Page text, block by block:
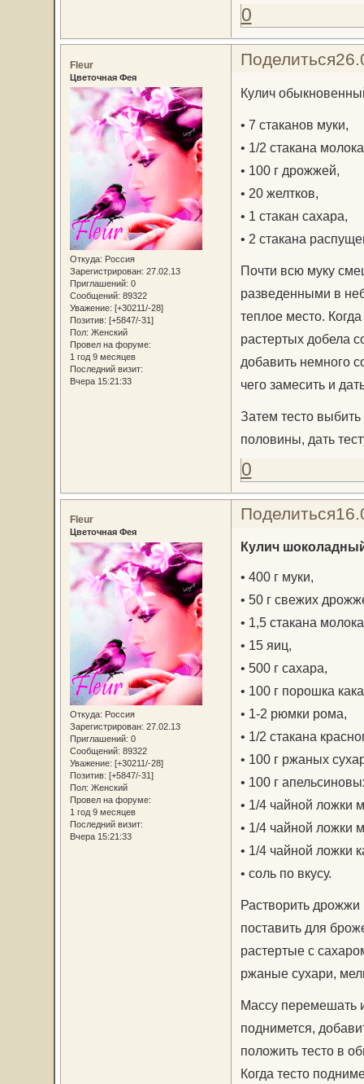
0
Поделиться
Fleur
Цветочная Фея
Откуда: Россия
Зарегистрирован: 27.02.13
Приглашений: 0
Сообщений: 89322
Уважение: [+30211/-28]
Позитив: [+5847/-31]
Пол: Женский
Провел на форуме:
1 год 9 месяцев
Последний визит:
Вчера 15:21:33
Кулич
• 7 стаканов муки,
• 1/2 стакана
• 100 г дрожжей,
• 20 желтков,
• 1 стакан сахара,
• 2 стакана
Почти всю муку
разведенными в
теплое место.
растертых добела
добавить немного
чего замесить и
Затем тесто
половины, дать
0
Поделиться
Fleur
Цветочная Фея
Откуда: Россия
Зарегистрирован: 27.02.13
Приглашений: 0
Сообщений: 89322
Уважение: [+30211/-28]
Позитив: [+5847/-31]
Пол: Женский
Провел на форуме:
1 год 9 месяцев
Последний визит:
Вчера 15:21:33
Кулич
• 400 г муки,
• 50 г свежих
• 1,5 стакана
• 15 яиц,
• 500 г сахара,
• 100 г порошка
• 1-2 рюмки рома,
• 1/2 стакана
• 100 г ржаных
• 100 г
• 1/4 чайной ложки
• 1/4 чайной ложки
• 1/4 чайной ложки
• соль по вкусу.
Растворить
поставить для
растертые с
ржаные сухари,
Массу перемешать
поднимется,
положить тесто в
Когда тесто